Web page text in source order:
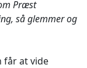
Præst
så glemmer og
får at vide